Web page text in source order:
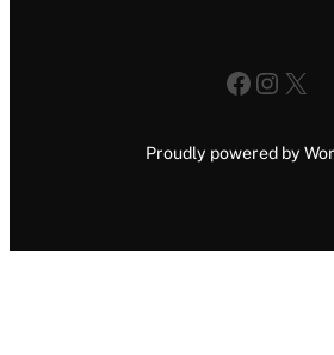
X
Proudly powered by